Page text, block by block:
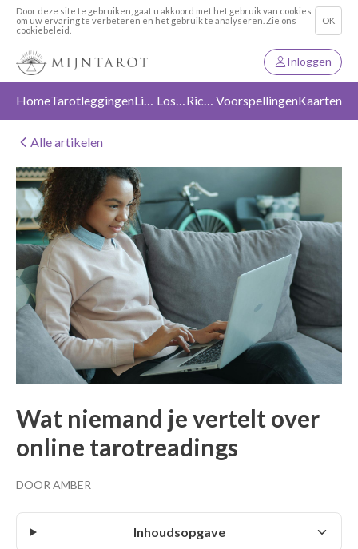
Door deze site te gebruiken, gaat u akkoord met het gebruik van cookies
om uw ervaring te verbeteren en het gebruik te analyseren. Zie ons
cookiebeleid.
OK
Inloggen
HomeTarotleggingen Liefde Loslaten Richting VoorspellingenKaarten
Alle artikelen
Wat niemand je vertelt over
online tarotreadings
DOOR AMBER
Inhoudsopgave